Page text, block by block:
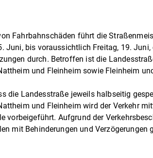
Fahrbahnschäden führt die
Juni, bis voraussichtlich Freitag, 19.
durch. Betroffen ist die
und Fleinheim sowie Fleinheim
die Landesstraße jeweils halbseitig
und Fleinheim wird der Verkehr
vorbeigeführt. Aufgrund der
mit Behinderungen und Verzögerungen